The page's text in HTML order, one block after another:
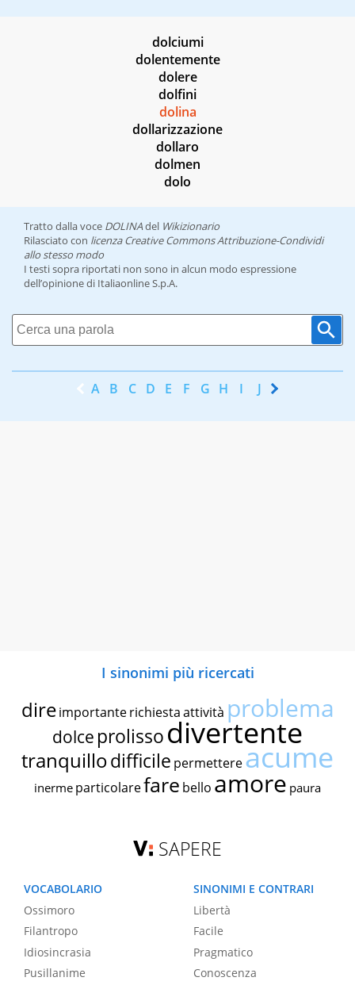
dolciumi
dolentemente
dolere
dolfini
dolina
dollarizzazione
dollaro
dolmen
dolo
Tratto dalla voce DOLINAdel Wikizionario
Rilasciato con licenza Creative Commons Attribuzione-Condividi
allo stesso modo
I testi sopra riportati non sono in alcun modo espressione
dell’opinione di Italiaonline S.p.A.
A B C D E F G H I J K
I sinonimi più ricercati
dire importante richiestaattività problema
dolce prolissodivertente
tranquillodifficile permettereacume
inerme particolarefare bello amore paura
SAPERE
VOCABOLARIO
Ossimoro
Filantropo
Idiosincrasia
Pusillanime
SINONIMI E CONTRARI
Libertà
Facile
Pragmatico
Conoscenza